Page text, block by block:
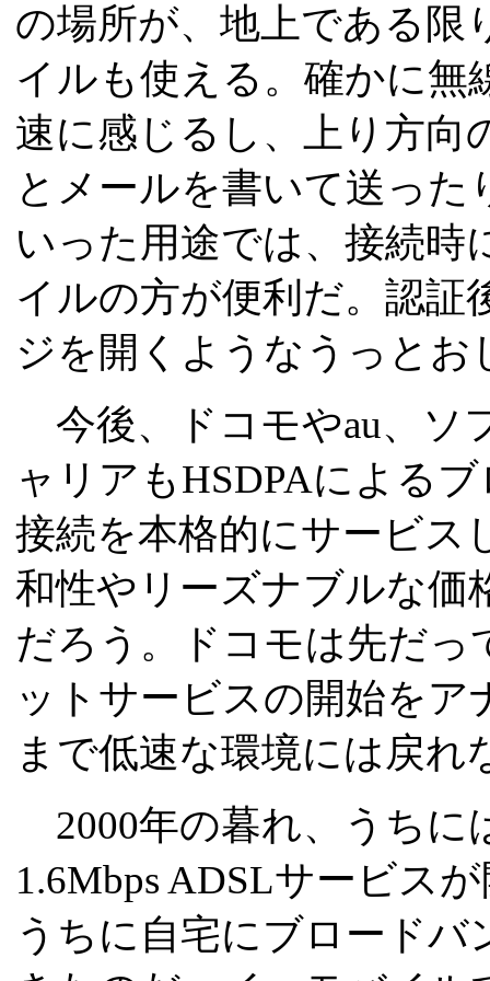
の場所が、地上である限
イルも使える。確かに
速に感じるし、上り方向
とメールを書いて送っ
いった用途では、接続時
イルの方が便利だ。認証
ジを開くようなうっとお
今後、ドコモやau、ソ
ャリアもHSDPAによる
接続を本格的にサービス
和性やリーズナブルな価
だろう。ドコモは先だっ
ットサービスの開始を
まで低速な環境には戻
2000年の暮れ、うちに
1.6Mbps ADSLサービス
うちに自宅にブロード